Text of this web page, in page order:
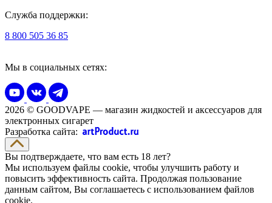
Служба поддержки:
8 800 505 36 85
Мы в социальных сетях:
2026 © GOODVAPE — магазин жидкостей и аксессуаров для
электронных сигарет
Разработка сайта:
Вы подтверждаете, что вам есть 18 лет?
Мы используем файлы cookie, чтобы улучшить работу и
повысить эффективность сайта. Продолжая пользование
данным сайтом, Вы соглашаетесь с использованием файлов
cookie.